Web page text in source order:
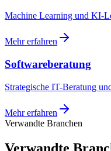
Machine Learning und KI-
Mehr erfahren
Softwareberatung
Strategische IT-Beratung
Mehr erfahren
Verwandte Branchen
Verwandte